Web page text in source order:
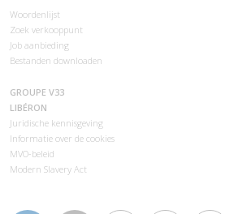
Woordenlijst
Zoek verkooppunt
Job aanbieding
Bestanden downloaden
GROUPE V33
LIBÉRON
Juridische kennisgeving
Informatie over de cookies
MVO-beleid
Modern Slavery Act